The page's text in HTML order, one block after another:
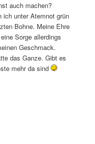
auch machen?
ich unter Atemnot grün
Bohne. Meine Ehre
Sorge allerdings
Geschmack.
das Ganze. Gibt es
mehr da sind